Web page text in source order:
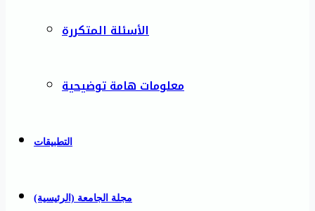
الأسئلة المتكررة
معلومات هامة توضيحية
التطبيقات
مجلة الجامعة (الرئيسية)